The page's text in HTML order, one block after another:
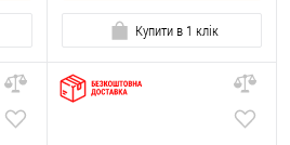
Купити в 1 клік